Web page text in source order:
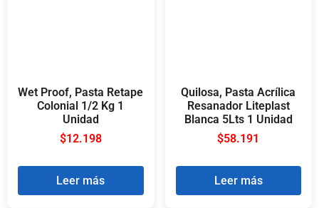
Wet Proof, Pasta Retape
Colonial 1/2 Kg 1
Unidad
$12.198
Leer más
Quilosa, Pasta Acrílica
Resanador Liteplast
Blanca 5Lts 1 Unidad
$58.191
Leer más